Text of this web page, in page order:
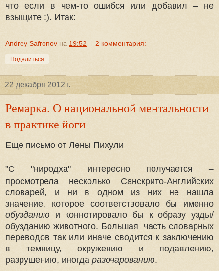
что если в чем-то ошибся или добавил – не
взыщите :). Итак:
Andrey Safronov на 19:52 2 комментария:
Поделиться
22 декабря 2012 г.
Ремарка. О национальной ментальности
в практике йоги
Еще письмо от Лены Пихули
"С "ниродха" интересно получается –
просмотрела несколько Санскрито-Английских
словарей, и ни в одном из них не нашла
значение, которое соответствовало бы именно
обузданию и коннотировало бы к образу узды/
обузданию животного. Большая часть словарных
переводов так или иначе сводится к заключению
в темницу, окружению и подавлению,
разрушению, иногда разочарованию.